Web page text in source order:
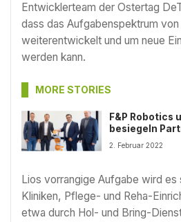
Entwicklerteam der Ostertag
dass das Aufgabenspektrum
weiterentwickelt und um neue
werden kann.
MORE STORIES
F&P Robotics
besiegeln
2. Februar 2022
Lios vorrangige Aufgabe wird es
Kliniken, Pflege- und Reha-
etwa durch Hol- und Bring-